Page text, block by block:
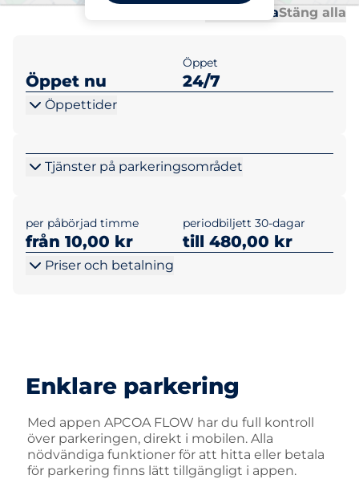
Öppna allaStäng alla
Öppet nu
Öppet
24/7
Öppettider
Tjänster på parkeringsområdet
per påbörjad timme
från 10,00 kr
periodbiljett 30-dagar
till 480,00 kr
Priser och betalning
Enklare parkering
Med appen APCOA FLOW har du full kontroll
över parkeringen, direkt i mobilen. Alla
nödvändiga funktioner för att hitta eller betala
för parkering finns lätt tillgängligt i appen.